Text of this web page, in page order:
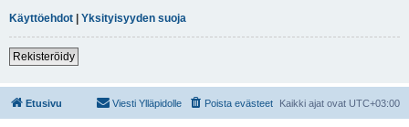
Käyttöehdot | Yksityisyyden suoja
Rekisteröidy
Etusivu Kaikki ajat ovat UTC+03:00
Poista evästeet
Viesti Ylläpidolle